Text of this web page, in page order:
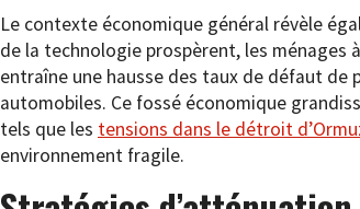
Le contexte économique général révèle
de la technologie prospèrent, les ménages
entraîne une hausse des taux de défaut
automobiles. Ce fossé économique
tels que les tensions dans le détroit
environnement fragile.